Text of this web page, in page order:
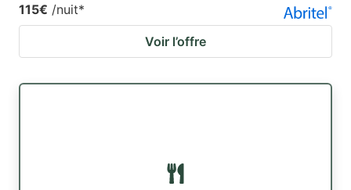
115€ /nuit*
Voir l’offre